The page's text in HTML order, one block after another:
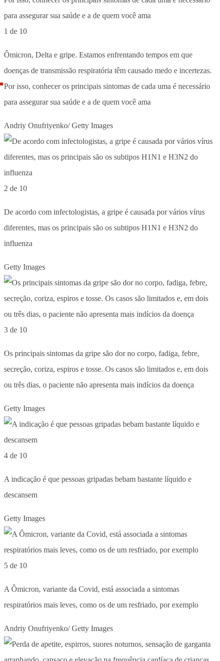
1 de 10
Ômicron, Delta e gripe. Estamos enfrentando tempos em que
doenças de transmissão respiratória têm causado medo e incertezas.
Por isso, conhecer os principais sintomas de cada uma é necessário
para assegurar sua saúde e a de quem você ama
Andriy Onufriyenko/ Getty Images
2 de 10
De acordo com infectologistas, a gripe é causada por vários vírus
diferentes, mas os principais são os subtipos H1N1 e H3N2 do
influenza
Getty Images
3 de 10
Os principais sintomas da gripe são dor no corpo, fadiga, febre,
secreção, coriza, espiros e tosse. Os casos são limitados e, em dois
ou três dias, o paciente não apresenta mais indícios da doença
Getty Images
4 de 10
A indicação é que pessoas gripadas bebam bastante líquido e
descansem
Getty Images
5 de 10
A Ômicron, variante da Covid, está associada a sintomas
respiratórios mais leves, como os de um resfriado, por exemplo
Andriy Onufriyenko/ Getty Images